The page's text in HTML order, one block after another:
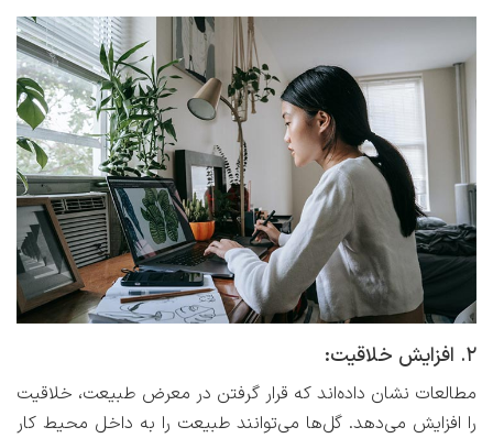
2. افزایش خلاقیت:
مطالعات نشان داده‌اند که قرار گرفتن در معرض طبیعت، خلاقیت
را افزایش می‌دهد. گل‌ها می‌توانند طبیعت را به داخل محیط کار